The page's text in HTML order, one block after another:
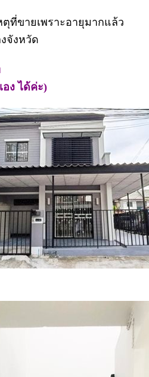
ตุที่ขายเพราะอายุมากแล้ว
จังหวัด
อง ได้ค่ะ)